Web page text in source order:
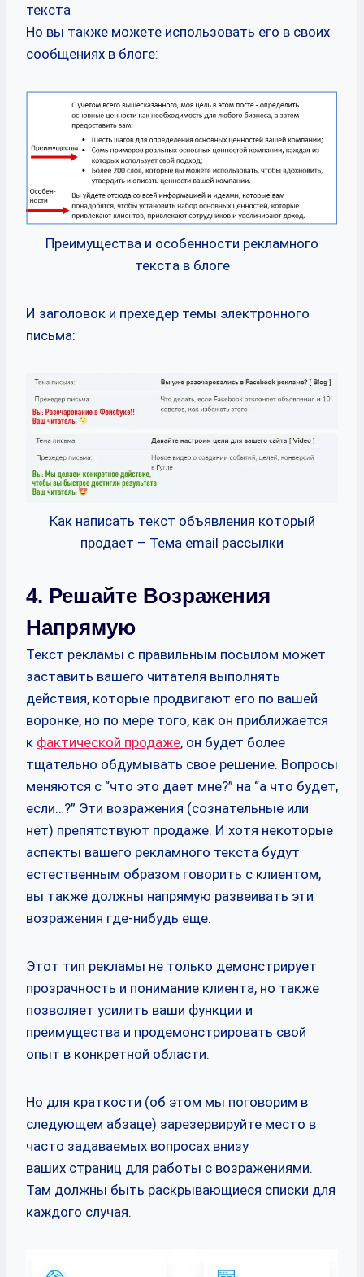
текста
Но вы также можете использовать его в своих
сообщениях в блоге:
Преимущества и особенности рекламного
текста в блоге
И заголовок и прехедер темы электронного
письма:
Как написать текст объявления который
продает – Тема email рассылки
4. Решайте Возражения
Напрямую
Текст рекламы с правильным посылом может
заставить вашего читателя выполнять
действия, которые продвигают его по вашей
воронке, но по мере того, как он приближается
к фактической продаже, он будет более
тщательно обдумывать свое решение. Вопросы
меняются с “что это дает мне?” на “а что будет,
если…?” Эти возражения (сознательные или
нет) препятствуют продаже. И хотя некоторые
аспекты вашего рекламного текста будут
естественным образом говорить с клиентом,
вы также должны напрямую развеивать эти
возражения где-нибудь еще.
Этот тип рекламы не только демонстрирует
прозрачность и понимание клиента, но также
позволяет усилить ваши функции и
преимущества и продемонстрировать свой
опыт в конкретной области.
Но для краткости (об этом мы поговорим в
следующем абзаце) зарезервируйте место в
часто задаваемых вопросах внизу
ваших страниц для работы с возражениями.
Там должны быть раскрывающиеся списки для
каждого случая.